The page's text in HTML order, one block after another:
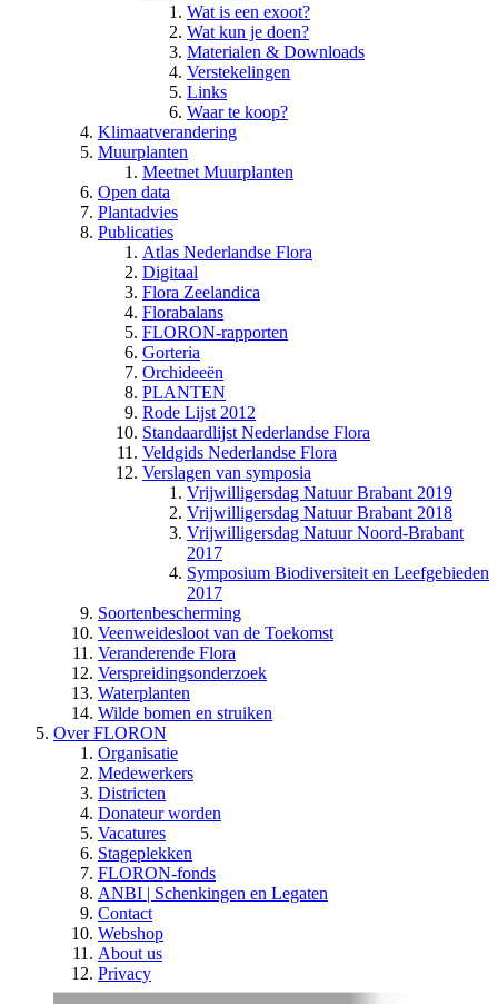
Wat is een exoot?
Wat kun je doen?
Materialen & Downloads
Verstekelingen
Links
Waar te koop?
Klimaatverandering
Muurplanten
Meetnet Muurplanten
Open data
Plantadvies
Publicaties
Atlas Nederlandse Flora
Digitaal
Flora Zeelandica
Florabalans
FLORON-rapporten
Gorteria
Orchideeën
PLANTEN
Rode Lijst 2012
Standaardlijst Nederlandse Flora
Veldgids Nederlandse Flora
Verslagen van symposia
Vrijwilligersdag Natuur Brabant 2019
Vrijwilligersdag Natuur Brabant 2018
Vrijwilligersdag Natuur Noord-Brabant
2017
Symposium Biodiversiteit en Leefgebieden
2017
Soortenbescherming
Veenweidesloot van de Toekomst
Veranderende Flora
Verspreidingsonderzoek
Waterplanten
Wilde bomen en struiken
Over FLORON
Organisatie
Medewerkers
Districten
Donateur worden
Vacatures
Stageplekken
FLORON-fonds
ANBI | Schenkingen en Legaten
Contact
Webshop
About us
Privacy